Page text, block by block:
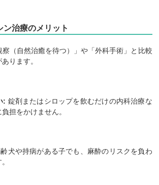
ン治療のメリット
（自然治癒を待つ）」や「外科手術」と比較
ります。
: 錠剤またはシロップを飲むだけの内科治療な
担をかけません。
犬や持病がある子でも、麻酔のリスクを負わ